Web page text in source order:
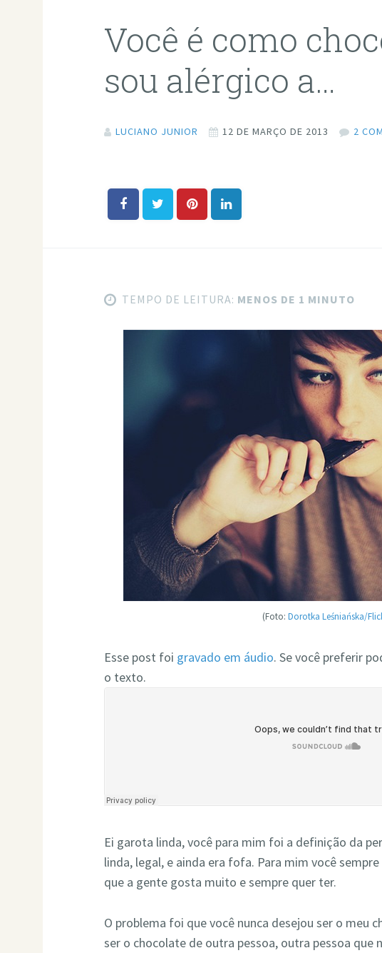
Você é como
sou alérgico a…
LUCIANO JUNIOR 12 DE MARÇO DE 2013 2
TEMPO DE LEITURA: MENOS DE 1 MINUTO
(Foto:Dorotka Leśniańska/
Esse post foi gravado em áudio. Se você preferir
o texto.
Ei garota linda, você para mim foi a definição da
linda, legal, e ainda era fofa. Para mim você
que a gente gosta muito e sempre quer ter.
O problema foi que você nunca desejou ser o meu
ser o chocolate de outra pessoa, outra pessoa que